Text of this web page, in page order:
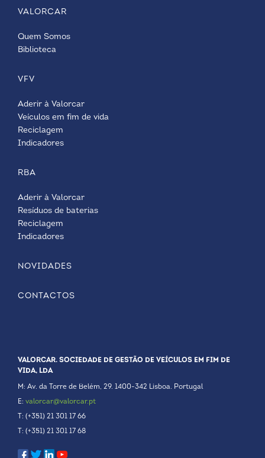
VALORCAR
Quem Somos
Biblioteca
VFV
Aderir à Valorcar
Veículos em fim de vida
Reciclagem
Indicadores
RBA
Aderir à Valorcar
Resíduos de baterias
Reciclagem
Indicadores
NOVIDADES
CONTACTOS
VALORCAR. SOCIEDADE DE GESTÃO DE VEÍCULOS EM FIM DE
VIDA, LDA
M: Av. da Torre de Belém, 29. 1400-342 Lisboa. Portugal
E: valorcar@valorcar.pt
T: (+351) 21 301 17 66
T: (+351) 21 301 17 68